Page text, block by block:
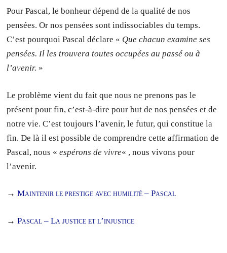
Pour Pascal, le bonheur dépend de la qualité de nos
pensées. Or nos pensées sont indissociables du temps.
C’est pourquoi Pascal déclare « Que chacun examine ses
pensées. Il les trouvera toutes occupées au passé ou à
l’avenir. »
Le problème vient du fait que nous ne prenons pas le
présent pour fin, c’est-à-dire pour but de nos pensées et de
notre vie. C’est toujours l’avenir, le futur, qui constitue la
fin. De là il est possible de comprendre cette affirmation de
Pascal, nous «espérons de vivre« , nous vivons pour
l’avenir.
→Maintenir le prestige avec humilité – Pascal
→Pascal – La justice et l’injustice